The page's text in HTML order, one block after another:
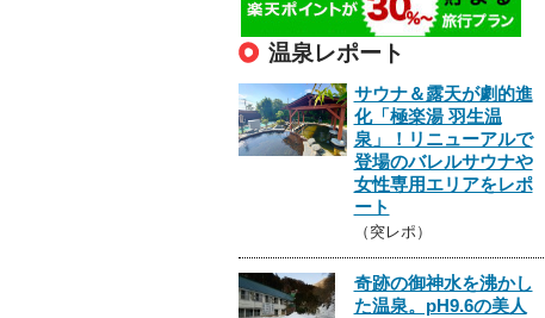
温泉レポート
サウナ＆露天が劇的進
化「極楽湯 羽生温
泉」！リニューアルで
登場のバレルサウナや
女性専用エリアをレポ
ート
（突レポ）
奇跡の御神水を沸かし
た温泉。pH9.6の美人